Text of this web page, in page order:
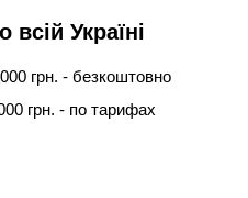
всій Україні
грн. - безкоштовно
грн. - по тарифах